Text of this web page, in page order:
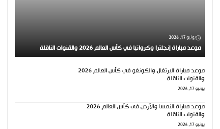
يونيو 17, 2026
موعد مباراة إنجلترا وكرواتيا في كأس العالم 2026 والقنوات الناقلة
موعد مباراة البرتغال والكونغو في كأس العالم 2026
والقنوات الناقلة
يونيو 17, 2026
موعد مباراة النمسا والأردن في كأس العالم 2026
والقنوات الناقلة
يونيو 17, 2026